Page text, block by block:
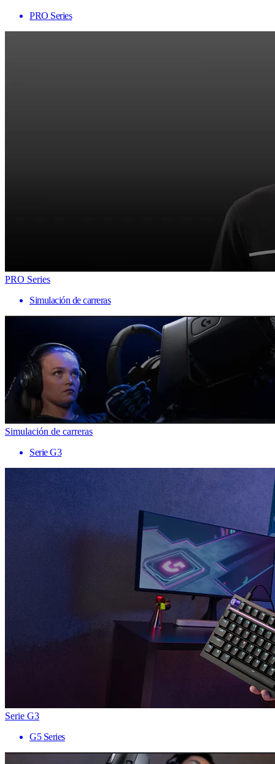
PRO Series
PRO Series
Simulación de carreras
Simulación de carreras
Serie G3
Serie G3
G5 Series